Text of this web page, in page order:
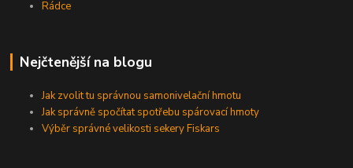
Rádce
Nejčtenější na blogu
Jak zvolit tu správnou samonivelační hmotu
Jak správně spočítat spotřebu spárovací hmoty
Výběr správné velikosti sekery Fiskars